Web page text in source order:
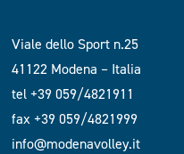
Viale dello Sport n.25
41122 Modena – Italia
tel +39 059/4821911
fax +39 059/4821999
info@modenavolley.it